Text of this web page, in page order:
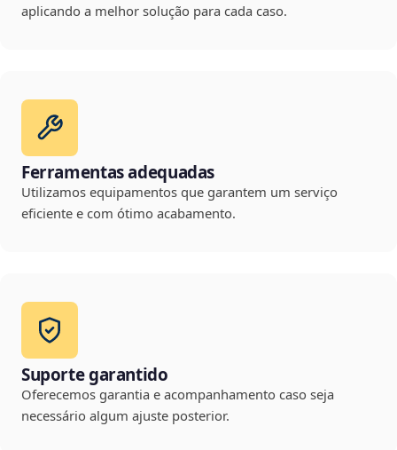
aplicando a melhor solução para cada caso.
Ferramentas adequadas
Utilizamos equipamentos que garantem um serviço
eficiente e com ótimo acabamento.
Suporte garantido
Oferecemos garantia e acompanhamento caso seja
necessário algum ajuste posterior.